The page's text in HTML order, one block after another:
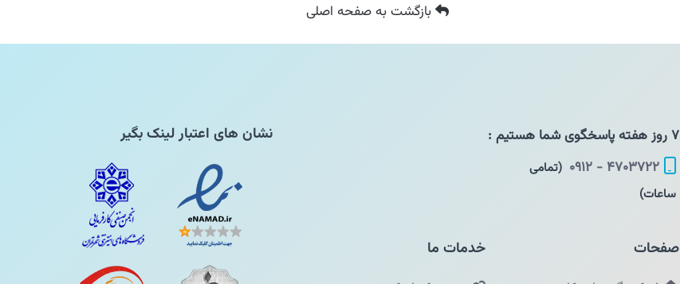
بازگشتبه صفحه اصلی
۴۷۰۳۷۲۲ - ۰۹۱۲
(تمامی
ساعات)
صفحات خدمات ما
نشان های اعتبار لینک بگیر